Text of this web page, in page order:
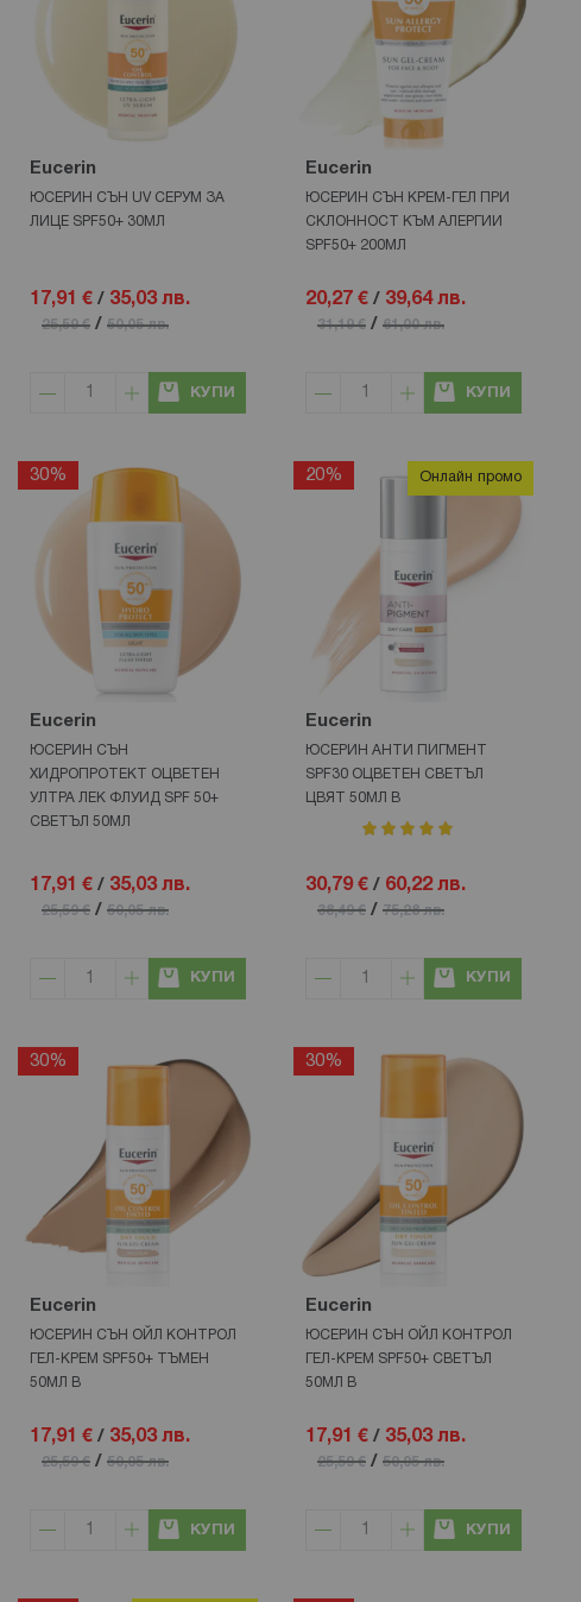
Eucerin
ЮСЕРИН СЪН UV СЕРУМ ЗА
ЛИЦЕ SPF50+ 30МЛ
17,91 €/ 35,03 лв.
25,59 €/ 50,05 лв.
КУПИ
Eucerin
ЮСЕРИН СЪН КРЕМ-ГЕЛ ПРИ
СКЛОННОСТ КЪМ АЛЕРГИИ
SPF50+ 200МЛ
20,27 €/ 39,64 лв.
31,19 €/ 61,00 лв.
КУПИ
30%
Eucerin
ЮСЕРИН СЪН
ХИДРОПРОТЕКТ ОЦВЕТЕН
УЛТРА ЛЕК ФЛУИД SPF 50+
СВЕТЪЛ 50МЛ
17,91 €/ 35,03 лв.
25,59 €/ 50,05 лв.
КУПИ
20% Онлайн промо
Eucerin
ЮСЕРИН АНТИ ПИГМЕНТ
SPF30 ОЦВЕТЕН СВЕТЪЛ
ЦВЯТ 50МЛ В
рейтинг:
30,79 €/ 60,22 лв.
38,49 €/ 75,28 лв.
КУПИ
30%
Eucerin
ЮСЕРИН СЪН ОЙЛ КОНТРОЛ
ГЕЛ-КРЕМ SPF50+ ТЪМЕН
50МЛ В
17,91 €/ 35,03 лв.
25,59 €/ 50,05 лв.
КУПИ
30%
Eucerin
ЮСЕРИН СЪН ОЙЛ КОНТРОЛ
ГЕЛ-КРЕМ SPF50+ СВЕТЪЛ
50МЛ В
17,91 €/ 35,03 лв.
25,59 €/ 50,05 лв.
КУПИ